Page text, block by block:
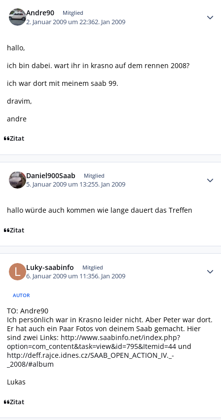
Andre90 Mitglied
2. Januar 2009 um 22:362. Jan 2009
hallo,
ich bin dabei. wart ihr in krasno auf dem rennen 2008?
ich war dort mit meinem saab 99.
dravim,
andre
Zitat
Daniel900Saab Mitglied
5. Januar 2009 um 13:255. Jan 2009
hallo würde auch kommen wie lange dauert das Treffen
Zitat
Luky-saabinfo Mitglied
6. Januar 2009 um 11:356. Jan 2009
AUTOR
TO: Andre90
Ich persönlich war in Krasno leider nicht. Aber Peter war dort.
Er hat auch ein Paar Fotos von deinem Saab gemacht. Hier
sind zwei Links: http://www.saabinfo.net/index.php?
option=com_content&task=view&id=795&Itemid=44 und
http://deff.rajce.idnes.cz/SAAB_OPEN_ACTION_IV._-
_2008/#album
Lukas
Zitat